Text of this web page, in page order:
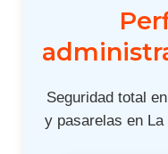
Seguridad total
y pasarelas en La